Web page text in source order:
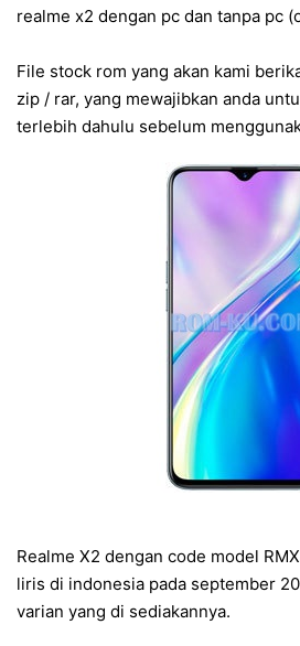
realme x2 dengan pc dan tanpa pc
File stock rom yang akan kami
zip / rar, yang mewajibkan anda
terlebih dahulu sebelum
Realme X2 dengan code model
liris di indonesia pada september
varian yang di sediakannya.